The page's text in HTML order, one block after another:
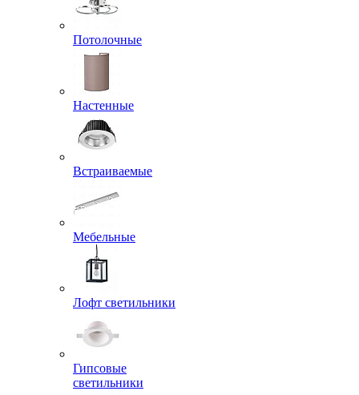
Потолочные
Настенные
Встраиваемые
Мебельные
Лофт светильники
Гипсовые
светильники